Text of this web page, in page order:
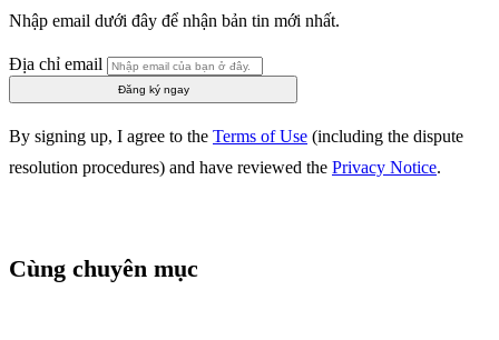
Nhập email dưới đây để nhận bản tin mới nhất.
Địa chỉ email
Đăng ký ngay
By signing up, I agree to the Terms of Use (including the dispute
resolution procedures) and have reviewed the Privacy Notice.
Cùng chuyên mục